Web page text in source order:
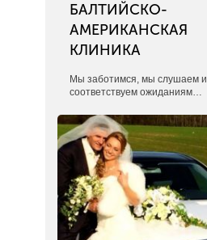
БАЛТИЙСКО-
АМЕРИКАНСКАЯ
КЛИНИКА
​Мы заботимся, мы слушаем и
соответствуем ожиданиям…